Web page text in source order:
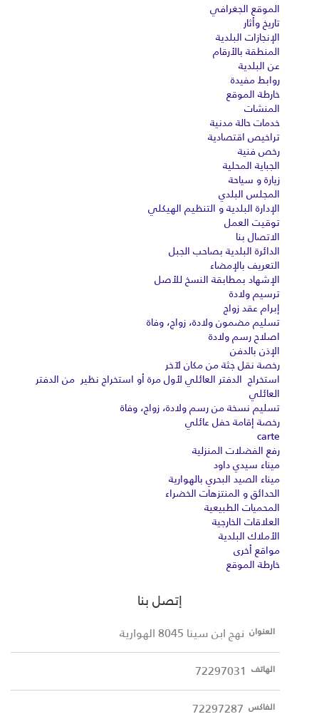
الموقع الجغرافي
تاريخ وأثار
الإنجازات البلدية
المنطقة بالأرقام
عن البلدية
روابط مفيدة
خارطة الموقع
المنشات
خدمات حالة مدنية
تراخيص اقتصادية
رخص فنية
الجباية المحلية
زيارة و سياحة
المجلس البلدي
الإدارة البلدية و التنظيم الهيكلي
توقيت العمل
الاتصال بنا
الدائرة البلدية بصاحب الجبل
التعريف بالإمضاء
الإشهاد بمطابقة النسخ للأصل
ترسيم ولادة
إبرام عقد زواج
تسليم مضمون ولادة، زواج، وفاة
اصلاح رسم ولادة
الإذن بالدفن
رخصة نقل جثة من مكان لآخر
استخراج الدفتر العائلي لأول مرة أو استخراج نظير من الدفتر
العائلي
تسليم نسخة من رسم ولادة، زواج، وفاة
رخصة إقامة حفل عائلي
carte
رفع الفضلات المنزلية
ميناء سيدي داود
ميناء الصيد البحري بالهوارية
الحدائق و المنتزهات الخضراء
المحميات الطبيعية
العلاقات الخارجية
الأملاك البلدية
مواقع أخرى
خارطة الموقع
إتصل بنا
العنوان نهج ابن سينا 8045 الهوارية
الهاتف 72297031
الفاكس 72297287